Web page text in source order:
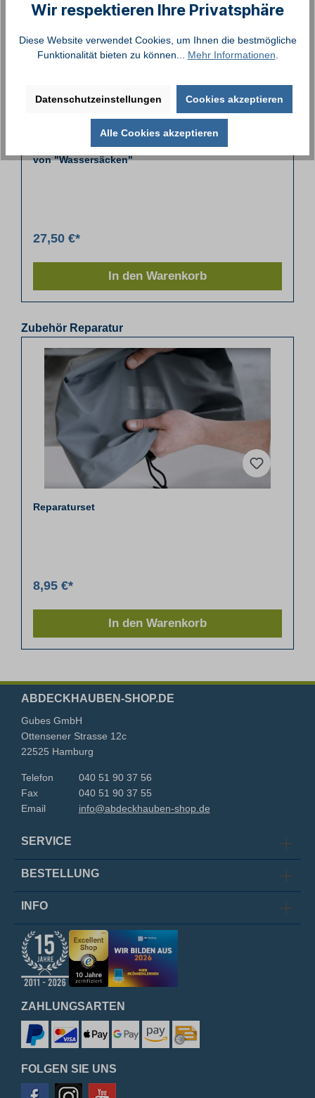
von "Wassersäcken"
27,50 €*
In den Warenkorb
Zubehör Reparatur
Reparaturset
8,95 €*
In den Warenkorb
ABDECKHAUBEN-SHOP.DE
Gubes GmbH
Ottensener Strasse 12c
22525 Hamburg
Telefon
040 51 90 37 56
Fax
040 51 90 37 55
Email
info@abdeckhauben-shop.de
SERVICE
BESTELLUNG
INFO
ZAHLUNGSARTEN
FOLGEN SIE UNS
Wir respektieren Ihre Privatsphäre
Diese Website verwendet Cookies, um Ihnen die bestmögliche
Funktionalität bieten zu können... Mehr Informationen.
Datenschutzeinstellungen Cookies akzeptieren
Alle Cookies akzeptieren